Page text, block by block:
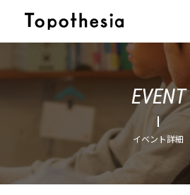
EVENT
イベント詳細